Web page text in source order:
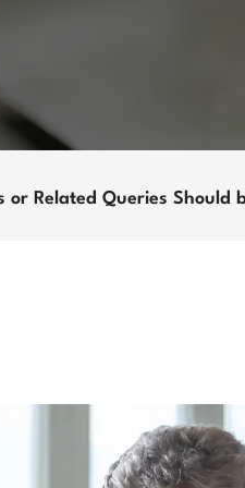
or Related Queries Should